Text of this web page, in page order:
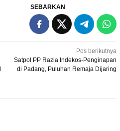
SEBARKAN
Pos berikutnya
Satpol PP Razia Indekos-Penginapan
di Padang, Puluhan Remaja Dijaring